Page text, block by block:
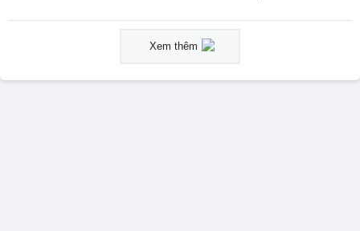
Xem thêm